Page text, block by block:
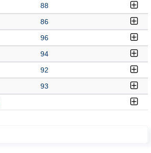
88
86
96
94
92
93